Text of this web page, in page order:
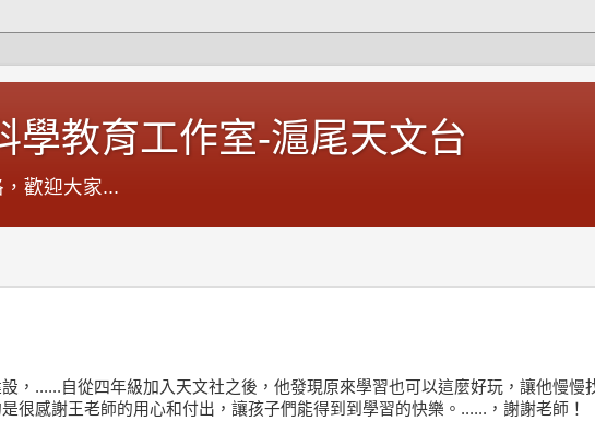
學教育工作室-滬尾天文台
歡迎大家...
，......自從四年級加入天文社之後， 他發現原來學習也可以這麼好玩，讓他慢慢
很感謝王老師的用心和付出，讓孩子們能得到到學習的快樂。......，謝謝老師！